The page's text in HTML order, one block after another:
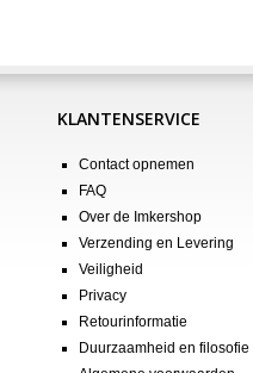
KLANTENSERVICE
Contact opnemen
FAQ
Over de Imkershop
Verzending en Levering
Veiligheid
Privacy
Retourinformatie
Duurzaamheid en filosofie